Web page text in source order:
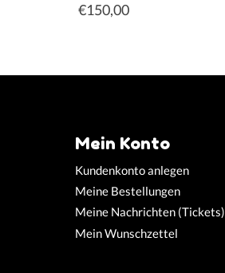
€150,00
Mein Konto
Kundenkonto anlegen
Meine Bestellungen
Meine Nachrichten (Tickets)
Mein Wunschzettel